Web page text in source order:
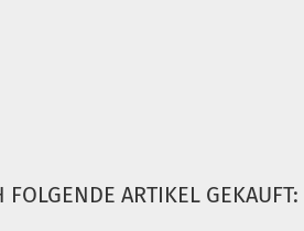
ARTIKEL GEKAUFT: